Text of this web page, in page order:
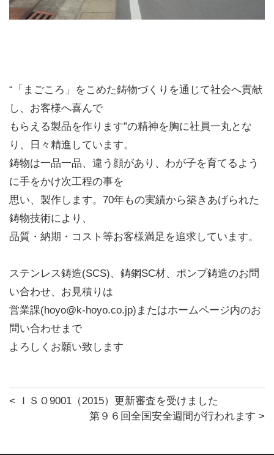
“「まごころ」をこめた鋳物づくりを通じて社会へ貢献
し、お客様へ喜んで
もらえる製品を作ります”の精神を胸に社員一丸とな
り、日々精進しています。
鋳物は一品一品、違う顔があり、わが子を育てるよう
に手をかけ次工程の事を
思い、製作します。70年もの実績から築きあげられた
鋳物技術により、
品質・納期・コスト等お客様満足を追求しています。
ステンレス鋳造(SCS)、鋳鋼SC材、ポンプ鋳造のお問
い合わせ、お見積りは
営業課(hoyo@k-hoyo.co.jp)またはホームページ内のお
問い合わせまで
よろしくお願い致します
<
ＩＳＯ9001（2015）更新審査を受けました
第９６回全国安全週間が行われます >